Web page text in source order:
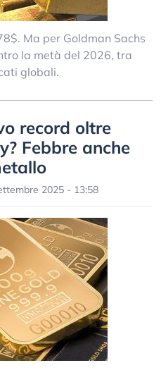
Ma per Goldman Sachs
la metà del 2026, tra
globali.
record oltre
Febbre anche
2025 - 13:58